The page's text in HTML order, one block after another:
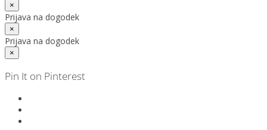
×
Prijava na dogodek
×
Prijava na dogodek
×
Pin It on Pinterest